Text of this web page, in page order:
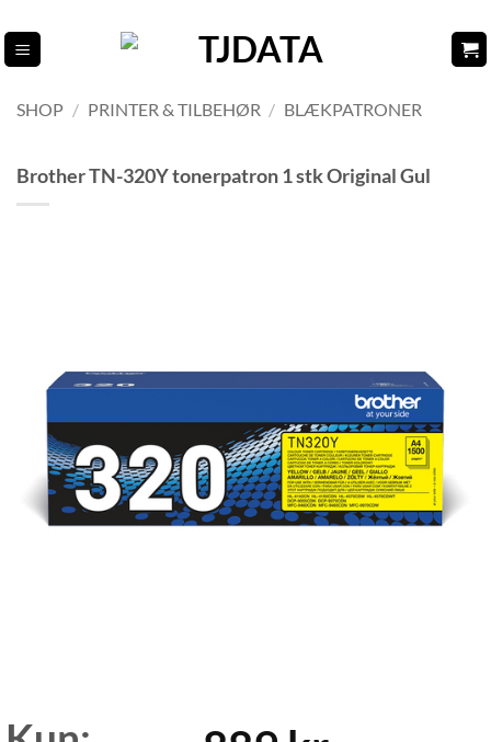
til
indhold
SHOP / PRINTER & TILBEHØR / BLÆKPATRONER
Brother TN-320Y tonerpatron 1 stk Original Gul